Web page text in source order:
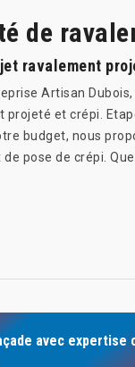
de
ravalement
Artisan
projeté et crépi.
budget, nous
de pose de crépi.
avec expertise